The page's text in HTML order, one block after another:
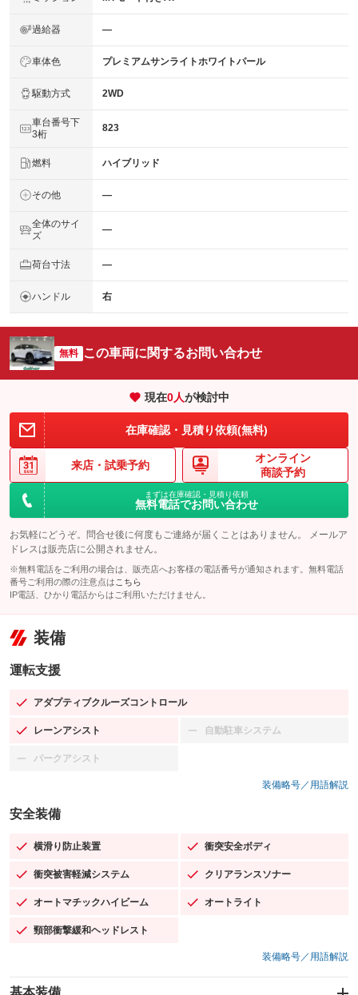
過給器 ―
車体色 プレミアムサンライトホワイトパール
駆動方式 2WD
車台番号下
3桁
823
燃料 ハイブリッド
その他 ―
全体のサイ
ズ
―
荷台寸法 ―
ハンドル 右
無料 この車両に関するお問い合わせ
現在0人が検討中
在庫確認・見積り依頼(無料)
来店・ 試乗予約
オンライン
商談予約
まずは在庫確認・見積り依頼
無料電話でお問い合わせ
お気軽にどうぞ。問合せ後に何度もご連絡が届くことはありません。 メールア
ドレスは販売店に公開されません。
※無料電話をご利用の場合は、販売店へお客様の電話番号が通知されます。無料電話
番号ご利用の際の注意点は こちら
IP電話、ひかり電話からはご利用いただけません。
装備
運転支援
アダプティブクルーズコントロール
：装備あり
レーンアシスト
：装備あり 自動駐車システム
：装備なし
パークアシスト
：装備なし
装備略号／用語解説
安全装備
横滑り防止装置
：装備あり 衝突安全ボディ
：装備あり
衝突被害軽減システム
：装備あり クリアランスソナー
：装備あり
オートマチックハイビーム
：装備あり オートライト
：装備あり
頸部衝撃緩和ヘッドレスト
：装備あり
装備略号／用語解説
基本装備